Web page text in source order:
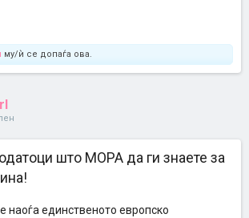
му/ѝ се допаѓа ова.
што МОРА да ги знаете за
наоѓа единственото европско